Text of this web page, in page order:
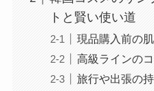
トと賢い使い道
現品購入前の
高級ラインの
旅行や出張の